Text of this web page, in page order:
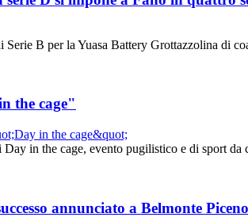
B per la Yuasa Battery Grottazzolina di
the cage"
in the cage, evento pugilistico e di sport
annunciato a Belmonte